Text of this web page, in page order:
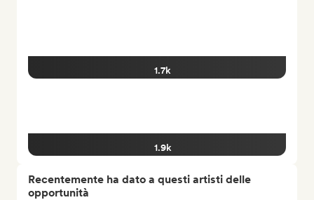
1.7k
1.9k
Recentemente ha dato a questi artisti delle
opportunità